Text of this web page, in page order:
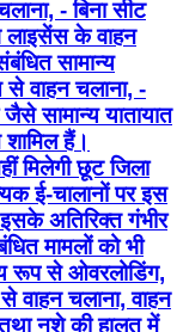
- बिना सीट
लाइसेंस के वाहन
सामान्य
से वाहन चलाना, -
सामान्य यातायात
हैं।
मिलेगी छूट जिला
ई-चालानों पर इस
अतिरिक्त गंभीर
मामलों को भी
रूप से ओवरलोडिंग,
वाहन चलाना, वाहन
नशे की हालत में